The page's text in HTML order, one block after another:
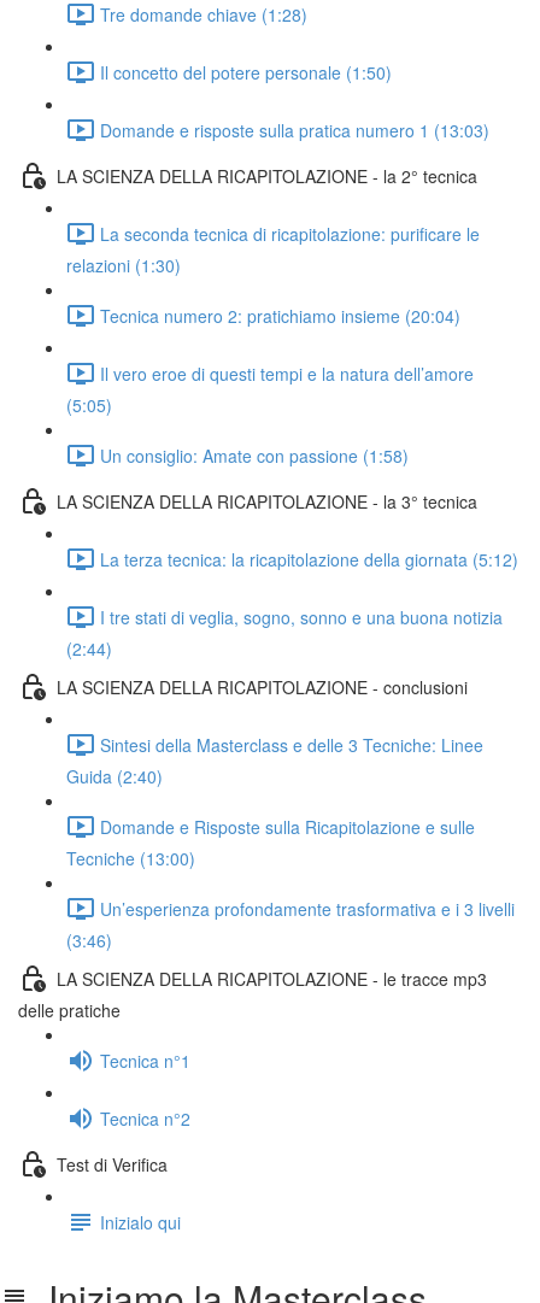
Tre domande chiave (1:28)
Il concetto del potere personale (1:50)
Domande e risposte sulla pratica numero 1 (13:03)
LA SCIENZA DELLA RICAPITOLAZIONE - la 2° tecnica
La seconda tecnica di ricapitolazione: purificare le
relazioni (1:30)
Tecnica numero 2: pratichiamo insieme (20:04)
Il vero eroe di questi tempi e la natura dell’amore
(5:05)
Un consiglio: Amate con passione (1:58)
LA SCIENZA DELLA RICAPITOLAZIONE - la 3° tecnica
La terza tecnica: la ricapitolazione della giornata (5:12)
I tre stati di veglia, sogno, sonno e una buona notizia
(2:44)
LA SCIENZA DELLA RICAPITOLAZIONE - conclusioni
Sintesi della Masterclass e delle 3 Tecniche: Linee
Guida (2:40)
Domande e Risposte sulla Ricapitolazione e sulle
Tecniche (13:00)
Un’esperienza profondamente trasformativa e i 3 livelli
(3:46)
LA SCIENZA DELLA RICAPITOLAZIONE - le tracce mp3
delle pratiche
Tecnica n°1
Tecnica n°2
Test di Verifica
Inizialo qui